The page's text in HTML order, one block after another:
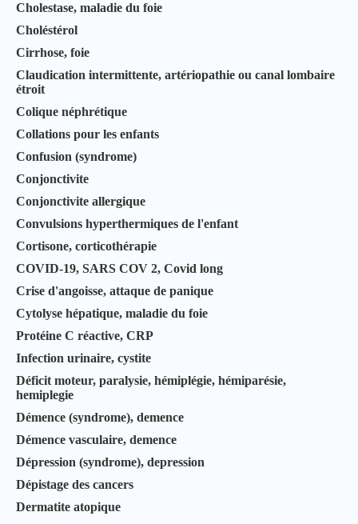
Cholestase, maladie du foie
Choléstérol
Cirrhose, foie
Claudication intermittente, artériopathie ou canal lombaire
étroit
Colique néphrétique
Collations pour les enfants
Confusion (syndrome)
Conjonctivite
Conjonctivite allergique
Convulsions hyperthermiques de l'enfant
Cortisone, corticothérapie
COVID-19, SARS COV 2, Covid long
Crise d'angoisse, attaque de panique
Cytolyse hépatique, maladie du foie
Protéine C réactive, CRP
Infection urinaire, cystite
Déficit moteur, paralysie, hémiplégie, hémiparésie,
hemiplegie
Démence (syndrome), demence
Démence vasculaire, demence
Dépression (syndrome), depression
Dépistage des cancers
Dermatite atopique